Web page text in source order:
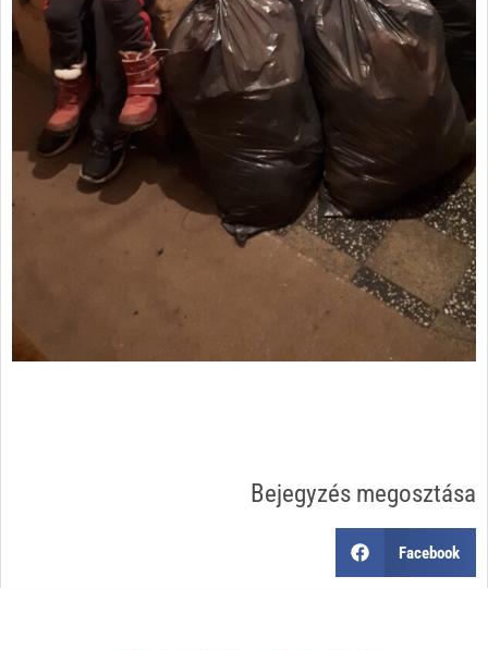
Bejegyzés megosztása
Facebook